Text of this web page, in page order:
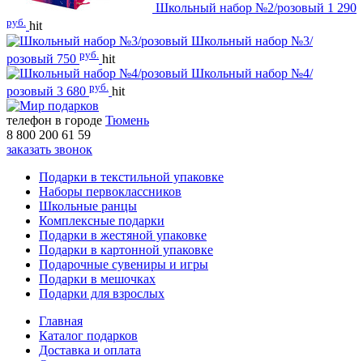
Школьный набор №2/розовый 1 290
руб. hit
Школьный набор №3/
розовый 750 руб. hit
Школьный набор №4/
розовый 3 680 руб. hit
телефон в городе Тюмень
8 800 200 61 59
заказать звонок
Подарки в текстильной упаковке
Наборы первоклассников
Школьные ранцы
Комплексные подарки
Подарки в жестяной упаковке
Подарки в картонной упаковке
Подарочные сувениры и игры
Подарки в мешочках
Подарки для взрослых
Главная
Каталог подарков
Доставка и оплата